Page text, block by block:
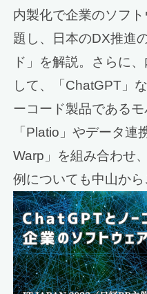
内製化で企業のソフ
題し、日本のDX推進
ド」を解説。さらに
して、「ChatGPT」
ーコード製品である
「Platio」やデータ連
Warp」を組み合わせ
例についても中山から